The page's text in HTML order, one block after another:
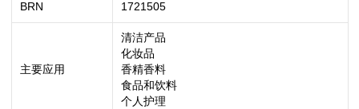
BRN 1721505
主要应用
清洁产品
化妆品
香精香料
食品和饮料
个人护理